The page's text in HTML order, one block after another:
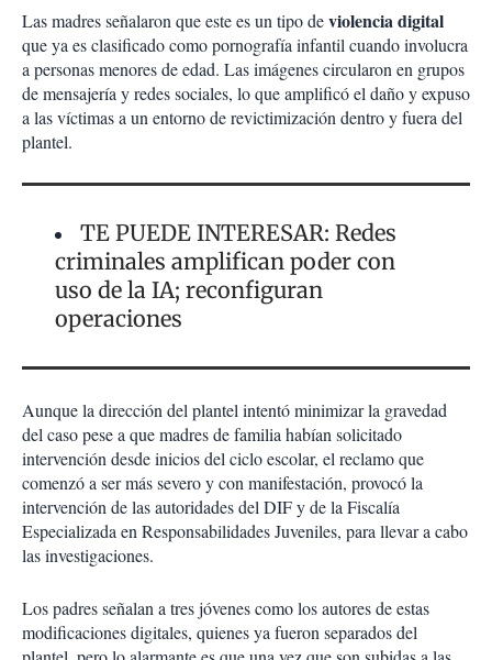
Las madres señalaron que este es un tipo deviolencia digital
que ya es clasificado como pornografía infantil cuando involucra
a personas menores de edad. Las imágenes circularon en grupos
de mensajería y redes sociales, lo que amplificó el daño y expuso
a las víctimas a un entorno de revictimización dentro y fuera del
plantel.
TE PUEDE INTERESAR: Redes
criminales amplifican poder con
uso de la IA; reconfiguran
operaciones
Aunque la dirección del plantel intentó minimizar la gravedad
del caso pese a que madres de familia habían solicitado
intervención desde inicios del ciclo escolar, el reclamo que
comenzó a ser más severo y con manifestación, provocó la
intervención de las autoridades del DIF y de la Fiscalía
Especializada en Responsabilidades Juveniles, para llevar a cabo
las investigaciones.
Los padres señalan a tres jóvenes como los autores de estas
modificaciones digitales, quienes ya fueron separados del